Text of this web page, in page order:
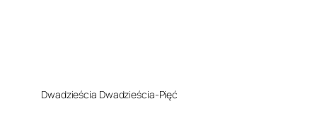
Dwadzieścia Dwadzieścia-Pięć